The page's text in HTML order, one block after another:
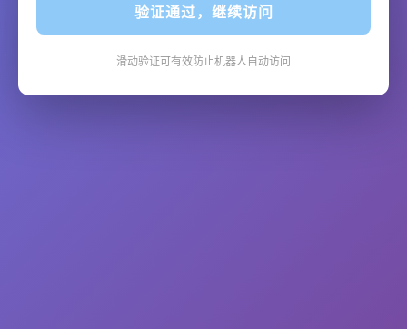
验证通过，继续访问
滑动验证可有效防止机器人自动访问